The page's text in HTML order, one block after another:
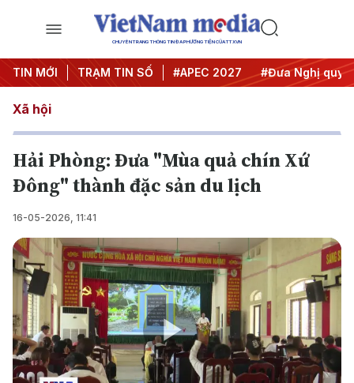
CHUYÊN TRANG THÔNG TIN ĐA PHƯƠNG TIỆN CỦA TTXVN
TIN MỚI TRẠM TIN SỐ
#Hội nghị Trung ương 3 #APEC 2027 #Đưa Nghị quyết
Xã hội
Hải Phòng: Đưa "Mùa quả chín Xứ
Đông" thành đặc sản du lịch
16-05-2026, 11:41
Play